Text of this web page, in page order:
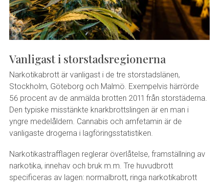
Vanligast i storstadsregionerna
Narkotikabrott är vanligast i de tre storstadslänen,
Stockholm, Göteborg och Malmö. Exempelvis härrörde
56 procent av de anmälda brotten 2011 från storstäderna.
Den typiske misstänkte knarkbrottslingen är en man i
yngre medelåldern. Cannabis och amfetamin är de
vanligaste drogerna i lagföringsstatistiken.
Narkotikastrafflagen reglerar överlåtelse, framställning av
narkotika, innehav och bruk m.m. Tre huvudbrott
specificeras av lagen: normalbrott, ringa narkotikabrott